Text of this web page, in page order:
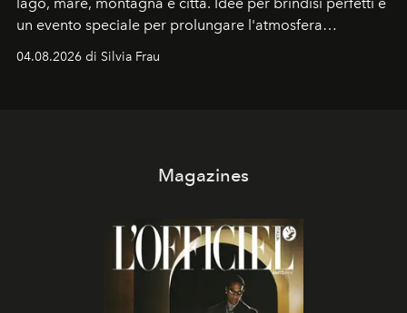
lago, mare, montagna e città. Idee per brindisi perfetti e
un evento speciale per prolungare l'atmosfera
04.08.2026 di Silvia Frau
Magazines